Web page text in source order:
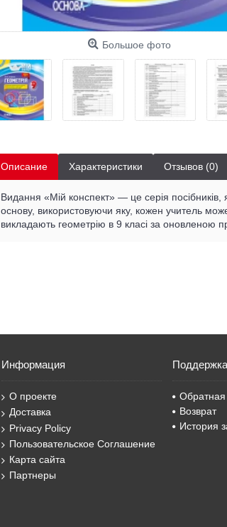
Большое фото
Описание Характеристики Отзывов (0)
Видання «Мій конспект» — це серія посібників,
основу, використовуючи яку, кожен учитель
викладають геометрію в 9 класі за оновленою
Информация
О проекте
Доставка
Privacy Policy
Пользовательское Соглашение
Карта сайта
Партнеры
Поддержка
Обратная
Возврат
История